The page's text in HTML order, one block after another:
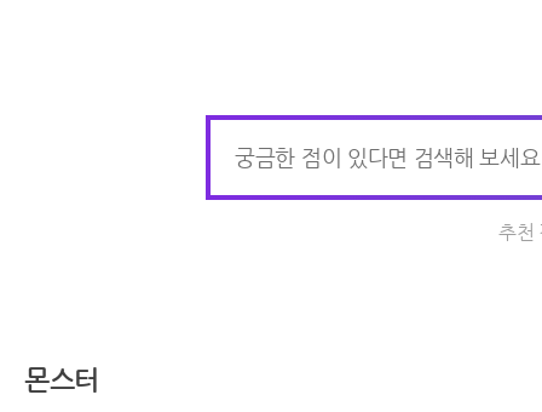
추천
몬스터